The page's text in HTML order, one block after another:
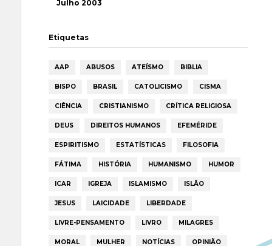
Julho 2003
Etiquetas
AAP ABUSOS ATEÍSMO BIBLIA
BISPO BRASIL CATOLICISMO CISMA
CIÊNCIA CRISTIANISMO CRÍTICA RELIGIOSA
DEUS DIREITOS HUMANOS EFEMÉRIDE
ESPIRITISMO ESTATÍSTICAS FILOSOFIA
FÁTIMA HISTÓRIA HUMANISMO HUMOR
ICAR IGREJA ISLAMISMO ISLÃO
JESUS LAICIDADE LIBERDADE
LIVRE-PENSAMENTO LIVRO MILAGRES
MORAL MULHER NOTÍCIAS OPINIÃO